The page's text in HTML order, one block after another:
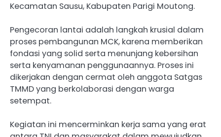
Kecamatan Sausu, Kabupaten Parigi Moutong.
Pengecoran lantai adalah langkah krusial dalam
proses pembangunan MCK, karena memberikan
fondasi yang solid serta menunjang kebersihan
serta kenyamanan penggunaannya. Proses ini
dikerjakan dengan cermat oleh anggota Satgas
TMMD yang berkolaborasi dengan warga
setempat.
Kegiatan ini mencerminkan kerja sama yang erat